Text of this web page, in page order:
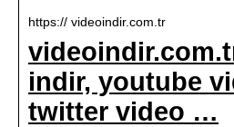
https:// videoindir.com.tr
indir, youtube
twitter video …